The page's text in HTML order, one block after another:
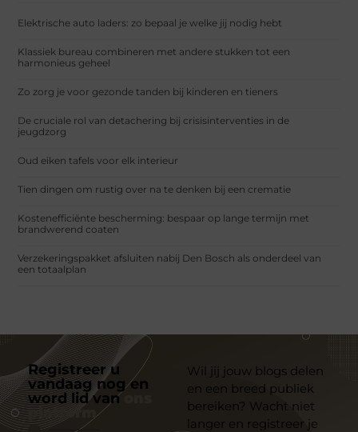
Elektrische auto laders: zo bepaal je welke jij nodig hebt
Klassiek bureau combineren met andere stukken tot een
harmonieus geheel
Zo zorg je voor gezonde tanden bij kinderen en tieners
De cruciale rol van detachering bij crisisinterventies in de
jeugdzorg
Oud eiken tafels voor elk interieur
Tien dingen om rustig over na te denken bij een crematie
Kostenefficiënte bescherming: bespaar op lange termijn met
brandwerend coaten
Verzekeringspakket afsluiten nabij Den Bosch als onderdeel van
een totaalplan
Registreer u
vandaag nog en
word lid van
platform
Wil jij jouw blogs delen
en een breed publiek
bereiken? Wacht niet
langer en registreer je